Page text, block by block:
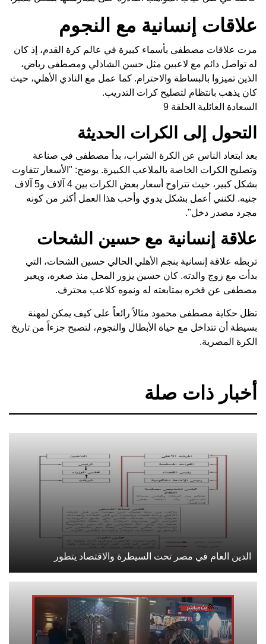
علاقات إنسانية مع النجوم
مرت علاقات مصطفى بأسماء كبيرة في عالم كرة القدم، إذ كان
له تواصل دائم مع لاعبين مثل حسن الشاذلي ومصطفى رياض،
الذين تميزوا بالبساطة والاحترام. كما عمل مع النادي الأهلي، حيث
كان يذهب بانتظام لتصليح كرات التدريب.
السعادة العائلية الحلقة 9
التحول إلى الكرات الحديثة
بعد ابتعاد الناس عن الكرة الشراب، بدأ مصطفى في صناعة
وتصليح الكرات الخاصة بالملاعب الكبيرة. يوضح: "الأسعار تتفاوت
بشكل كبير، حيث تتراوح أسعار بعض الكرات بين 4 آلاف و5 آلاف
جنيه. لكنني أعمل بشكل يدوي وأحب هذا العمل أكثر من كونه
مجرد مصدر دخل".
علاقة إنسانية مع حسين الشحات
تربطه علاقة إنسانية بنجم الأهلي الحالي حسين الشحات، التي
بدأت مع زوج والدته. كان حسين يزور المحل منذ صغره، ويعبر
مصطفى عن فخره بمتابعته له ونموه كلاعب محترف.
تظل حكاية مصطفى محمود مثالاً رائعاً على كيف يمكن لمهنة
بسيطة أن تتداخل مع حياة الأبطال والنجوم، لتصبح جزءاً من تاريخ
الكرة المصرية.
أخبار ذات صلة
الدين العام في مصر تحت السيطرة والاقتصاد يتطور